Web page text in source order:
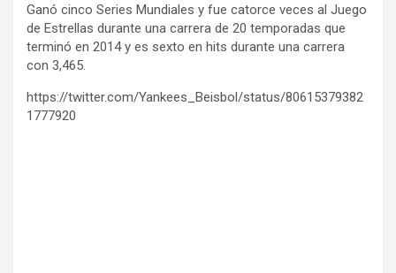
Ganó cinco Series Mundiales y fue catorce veces al Juego
de Estrellas durante una carrera de 20 temporadas que
terminó en 2014 y es sexto en hits durante una carrera
con 3,465.
https://twitter.com/Yankees_Beisbol/status/80615379382
1777920